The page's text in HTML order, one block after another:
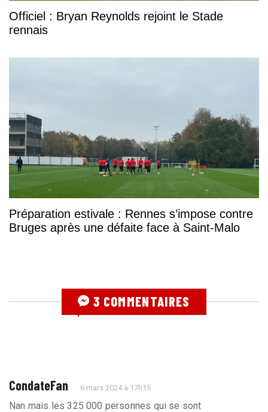
Officiel : Bryan Reynolds rejoint le Stade
rennais
Préparation estivale : Rennes s’impose contre
Bruges après une défaite face à Saint-Malo
3 COMMENTAIRES
CondateFan 6 mars 2024 à 17h15
Nan mais les 325 000 personnes qui se sont